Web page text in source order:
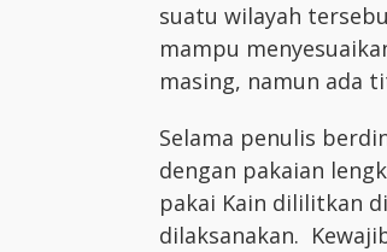
suatu wilayah
mampu
masing, namun ada
Selama penulis
dengan pakaian
pakai Kain dililitkan
dilaksanakan.